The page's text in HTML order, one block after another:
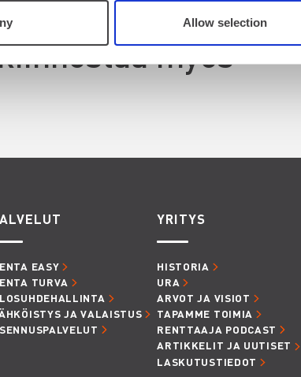
Allow selection
myös
EASY
TURVA
JA VALAISTUS
YRITYS
HISTORIA
URA
ARVOT JA VISIOT
TAPAMME TOIMIA
RENTTAAJA PODCAST
ARTIKKELIT JA UUTISET
LASKUTUSTIEDOT